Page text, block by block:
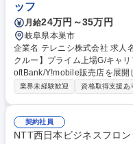
【BPO事業本部/横須賀】官公
ダー
ッフ
月給24万円～35万円
岐阜県本巣市
企業名 テレニシ株式会社 求人名 【岐阜/ソフトバンクショップのイベント
クルー】プライム上場G/キャリアパス◎ 仕事の内容 ■全
oftBank/Y!mobile販売店を展開
帯ショップ店頭で行う販促イベン
ーチング業務 ■当社店舗への販売応援 募集職種 【岐阜/ソフ
ップのイベントクルー】プラ
業界未経験歓迎 資格取得支援あ
契約社員
NTT西日本ビジネスフロ